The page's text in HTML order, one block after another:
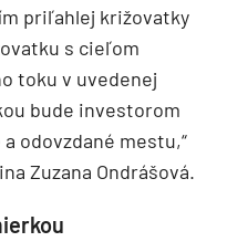
priľahlej križovatky
s cieľom
toku v uvedenej
bude investorom
odovzdané mestu,“
Zuzana Ondrášová.